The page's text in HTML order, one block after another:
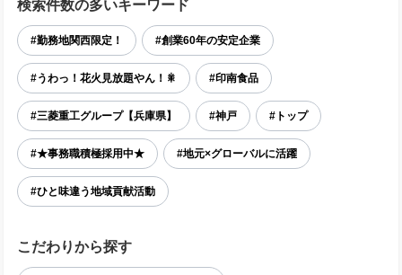
検索件数の多いキーワード
#勤務地関西限定！ #創業60年の安定企業
#うわっ！花火見放題やん！🎇 #印南食品
#三菱重工グループ【兵庫県】 #神戸 #トップ
#★事務職積極採用中★ #地元×グローバルに活躍
#ひと味違う地域貢献活動
こだわりから探す